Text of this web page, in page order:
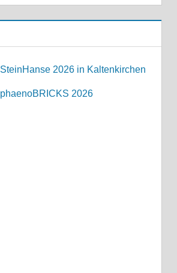
SteinHanse 2026 in Kaltenkirchen
phaenoBRICKS 2026